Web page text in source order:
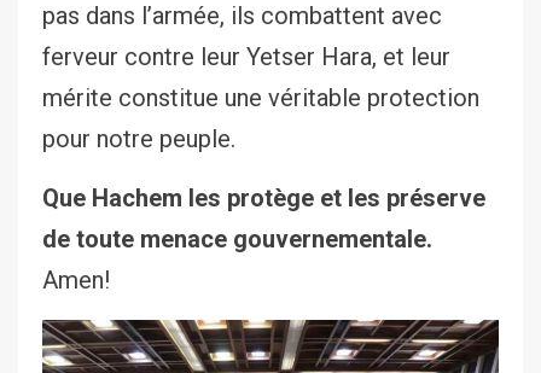
pas dans l’armée, ils combattent avec
ferveur contre leur Yetser Hara, et leur
mérite constitue une véritable protection
pour notre peuple.
Que Hachem les protège et les préserve
de toute menace gouvernementale.
Amen!